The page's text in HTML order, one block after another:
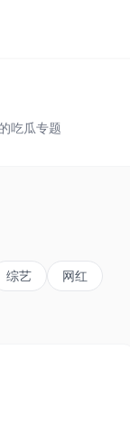
吃瓜专题
综艺 网红